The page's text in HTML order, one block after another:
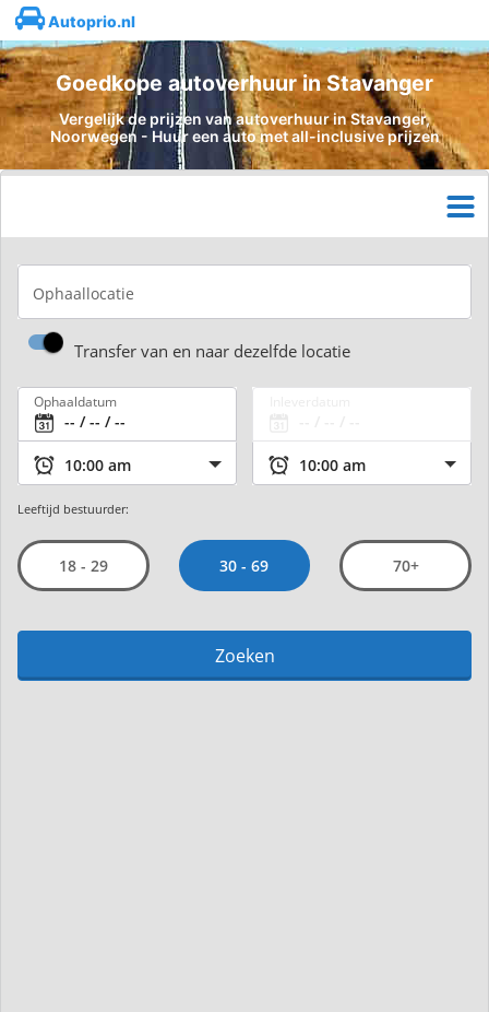
Autoprio.nl
Goedkope autoverhuur in Stavanger
Vergelijk de prijzen van autoverhuur in Stavanger,
Noorwegen - Huur een auto met all-inclusive prijzen
Ophaallocatie
Transfer van en naar dezelfde locatie
Ophaaldatum
Leeftijd bestuurder:
18 - 29 30 - 69 70+
Zoeken